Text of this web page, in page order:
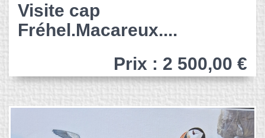
Visite cap
Fréhel.Macareux....
Prix : 2 500,00 €